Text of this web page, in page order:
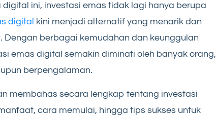
digital ini, investasi emas tidak lagi hanya berupa
digital kini menjadi alternatif yang menarik dan
Dengan berbagai kemudahan dan keunggulan
emas digital semakin diminati oleh banyak orang,
berpengalaman.
membahas secara lengkap tentang investasi
cara memulai, hingga tips sukses untuk